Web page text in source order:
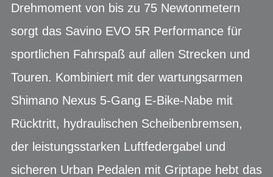
Drehmoment von bis zu 75 Newtonmetern
sorgt das Savino EVO 5R Performance für
sportlichen Fahrspaß auf allen Strecken und
Touren. Kombiniert mit der wartungsarmen
Shimano Nexus 5-Gang E-Bike-Nabe mit
Rücktritt, hydraulischen Scheibenbremsen,
der leistungsstarken Luftfedergabel und
sicheren Urban Pedalen mit Griptape hebt das